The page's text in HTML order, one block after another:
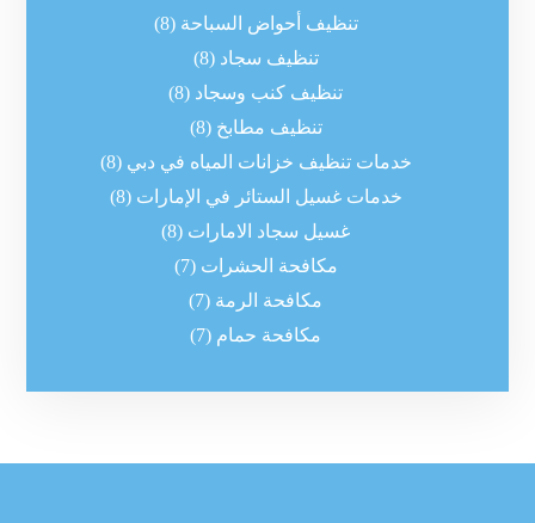
تنظيف أحواض السباحة (8)
تنظيف سجاد (8)
تنظيف كنب وسجاد (8)
تنظيف مطابخ (8)
خدمات تنظيف خزانات المياه في دبي (8)
خدمات غسيل الستائر في الإمارات (8)
غسيل سجاد الامارات (8)
مكافحة الحشرات (7)
مكافحة الرمة (7)
مكافحة حمام (7)